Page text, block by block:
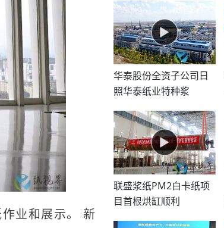
业和展示。 新
华泰股份全资子公司日
照华泰纸业特种浆
联盛浆纸PM2白卡纸项
目首根烘缸顺利